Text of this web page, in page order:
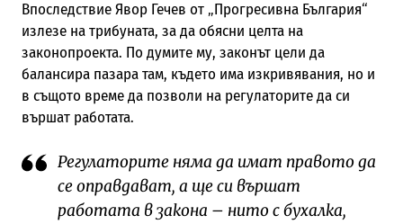
Впоследствие Явор Гечев от „Прогресивна България“
излезе на трибуната, за да обясни целта на
законопроекта. По думите му, законът цели да
балансира пазара там, където има изкривявания, но и
в същото време да позволи на регулаторите да си
вършат работата.
Регулаторите няма да имат правото да
се оправдават, а ще си вършат
работата в закона – нито с бухалка,